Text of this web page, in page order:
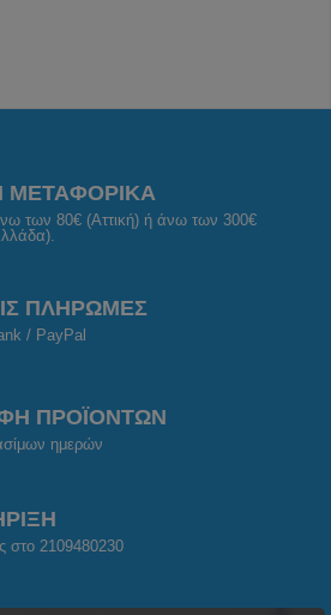
ΜΕΤΑΦΟΡΙΚΑ
των 80€ (Αττική) ή άνω των 300€
ΠΛΗΡΩΜΕΣ
/ PayPal
ΠΡΟΪΟΝΤΩΝ
ημερών
στο 2109480230